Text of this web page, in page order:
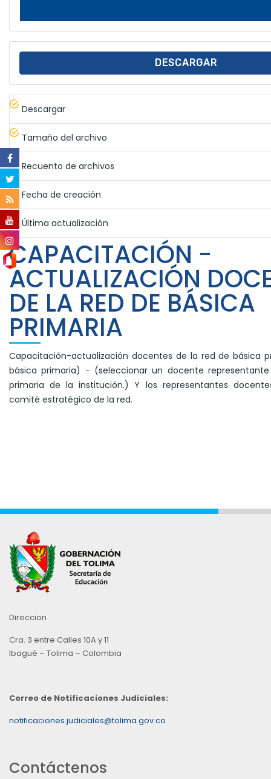
DESCARGAR
Descargar
Tamaño del archivo
Recuento de archivos
Fecha de creación
Última actualización
CAPACITACIÓN -
ACTUALIZACIÓN
DE LA RED DE BÁSICA
PRIMARIA
Capacitación-actualización docentes de la red de básica
básica primaria) - (seleccionar un docente
primaria de la institución.) Y los representantes
comité estratégico de la red.
Direccion
Cra. 3 entre Calles 10A y 11
Ibagué – Tolima – Colombia
Correo de Notificaciones Judiciales:
notificaciones.judiciales@tolima.gov.co
Contáctenos